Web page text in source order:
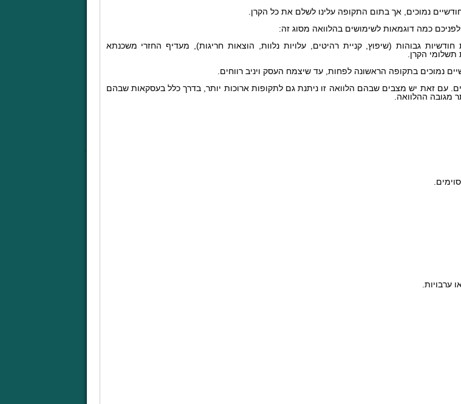
נמוכים, אך בתום התקופה עלינו לשלם את כל הקרן.
כמה דוגמאות לשימושים בהלוואה מסוג זה:
חודשיות גבוהות (שיפוץ, קניית רהיטים, עלויות נלוות, הוצאות חריגות), מעדיף החזרי משכנתא
תשלומי הקרן.
עם זאת יש מצבים שבהם הלוואה זו ניתנת גם לתקופות ארוכות יותר, בדרך כלל בעסקאות שבהם
מגובה ההלוואה.